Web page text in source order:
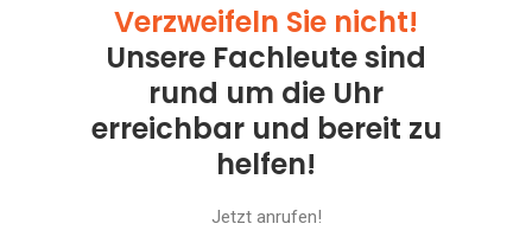
Verzweifeln Sie nicht!
Unsere Fachleute sind
rund um die Uhr
erreichbar und bereit zu
helfen!
Jetzt anrufen!